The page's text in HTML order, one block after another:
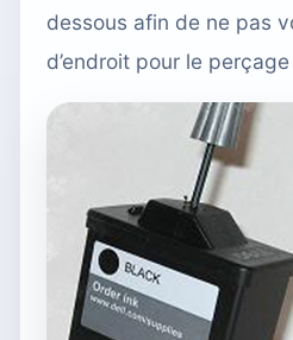
dessous afin de ne pas
d’endroit pour le perçage